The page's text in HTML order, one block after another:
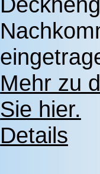
Mehr zu
Sie hier.
Details